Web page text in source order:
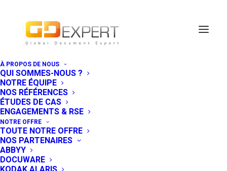
À PROPOS DE NOUS
QUI SOMMES-NOUS ?
NOTRE ÉQUIPE
NOS RÉFÉRENCES
ÉTUDES DE CAS
ENGAGEMENTS & RSE
NOTRE OFFRE
TOUTE NOTRE OFFRE
NOS PARTENAIRES
ABBYY
DOCUWARE
Hyland lance
AirBase, sa
nouvelle solution
ECM en cloud
21 FÉVRIER 2017